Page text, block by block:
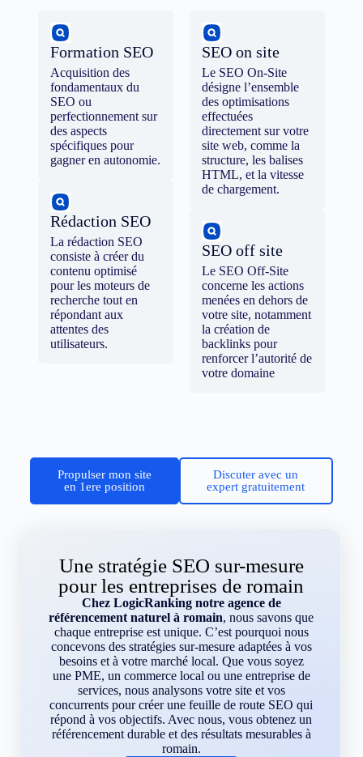
Formation SEO
Acquisition des
fondamentaux du
SEO ou
perfectionnement sur
des aspects
spécifiques pour
gagner en autonomie.
Rédaction SEO
La rédaction SEO
consiste à créer du
contenu optimisé
pour les moteurs de
recherche tout en
répondant aux
attentes des
utilisateurs.
SEO on site
Le SEO On-Site
désigne l’ensemble
des optimisations
effectuées
directement sur votre
site web, comme la
structure, les balises
HTML, et la vitesse
de chargement.
SEO off site
Le SEO Off-Site
concerne les actions
menées en dehors de
votre site, notamment
la création de
backlinks pour
renforcer l’autorité de
votre domaine
Propulser mon site
en 1ere position
Discuter avec un
expert gratuitement
Une stratégie SEO sur-mesure
pour les entreprises de romain
Chez LogicRanking notre agence de
référencement naturel à romain, nous savons que
chaque entreprise est unique. C’est pourquoi nous
concevons des stratégies sur-mesure adaptées à vos
besoins et à votre marché local. Que vous soyez
une PME, un commerce local ou une entreprise de
services, nous analysons votre site et vos
concurrents pour créer une feuille de route SEO qui
répond à vos objectifs. Avec nous, vous obtenez un
référencement durable et des résultats mesurables à
romain.